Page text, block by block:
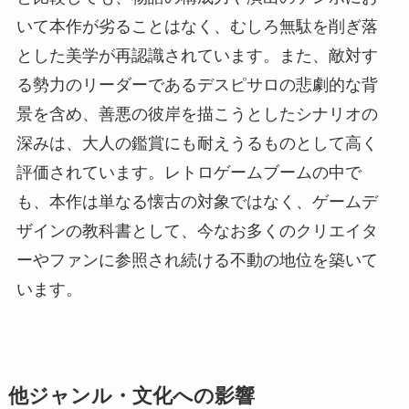
いて本作が劣ることはなく、むしろ無駄を削ぎ落
とした美学が再認識されています。また、敵対す
る勢力のリーダーであるデスピサロの悲劇的な背
景を含め、善悪の彼岸を描こうとしたシナリオの
深みは、大人の鑑賞にも耐えうるものとして高く
評価されています。レトロゲームブームの中で
も、本作は単なる懐古の対象ではなく、ゲームデ
ザインの教科書として、今なお多くのクリエイタ
ーやファンに参照され続ける不動の地位を築いて
います。
他ジャンル・文化への影響